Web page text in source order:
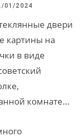
01/2024
двери
картины на
в виде
комнате…